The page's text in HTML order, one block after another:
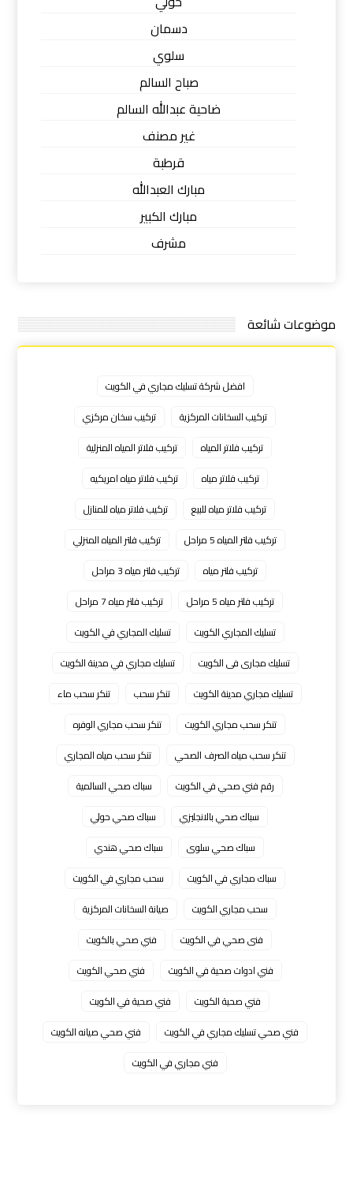
دسمان
سلوي
صباح السالم
ضاحية عبدالله السالم
غير مصنف
قرطبة
مبارك العبدالله
مبارك الكبير
مشرف
موضوعات شائعة
افضل شركة تسليك مجاري في الكويت
تركيب السخانات المركزية
تركيب سخان مركزي
تركيب فلاتر المياه
تركيب فلاتر المياه المنزلية
تركيب فلاتر مياه
تركيب فلاتر مياه امريكيه
تركيب فلاتر مياه للبيع
تركيب فلاتر مياه للمنازل
تركيب فلتر المياه 5 مراحل
تركيب فلتر المياه المنزلي
تركيب فلتر مياه
تركيب فلتر مياه 3 مراحل
تركيب فلتر مياه 5 مراحل
تركيب فلتر مياه 7 مراحل
تسليك المجاري الكويت
تسليك المجاري في الكويت
تسليك مجارى فى الكويت
تسليك مجاري في مدينة الكويت
تسليك مجاري مدينة الكويت
تنكر سحب
تنكر سحب ماء
تنكر سحب مجاري الكويت
تنكر سحب مجاري الوفره
تنكر سحب مياه الصرف الصحي
تنكر سحب مياه المجاري
رقم فني صحي في الكويت
سباك صحي السالمية
سباك صحي بالانجليزي
سباك صحي حولي
سباك صحي سلوى
سباك صحي هندي
سباك مجاري في الكويت
سحب مجاري في الكويت
سحب مجاري الكويت
صيانة السخانات المركزية
فنى صحي في الكويت
فني صحي بالكويت
فني ادوات صحية في الكويت
فني صحي الكويت
فني صحية الكويت
فني صحية في الكويت
فني صحي تسليك مجاري في الكويت
فني صحي صيانه الكويت
فني مجاري في الكويت